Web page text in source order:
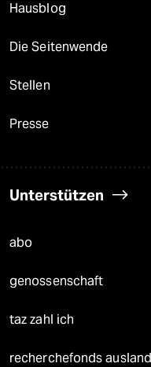
Hausblog
Die Seitenwende
Stellen
Presse
Unterstützen
abo
genossenschaft
taz zahl ich
recherchefonds ausland